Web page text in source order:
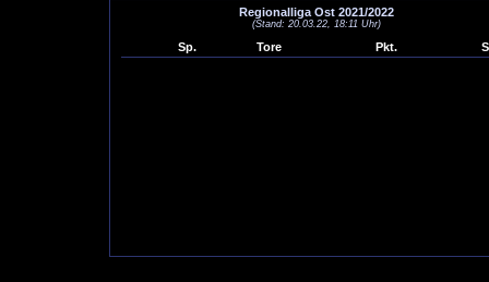
Regionalliga Ost 2021/2022
(Stand: 20.03.22, 18:11 Uhr)
Sp. Tore Pkt.